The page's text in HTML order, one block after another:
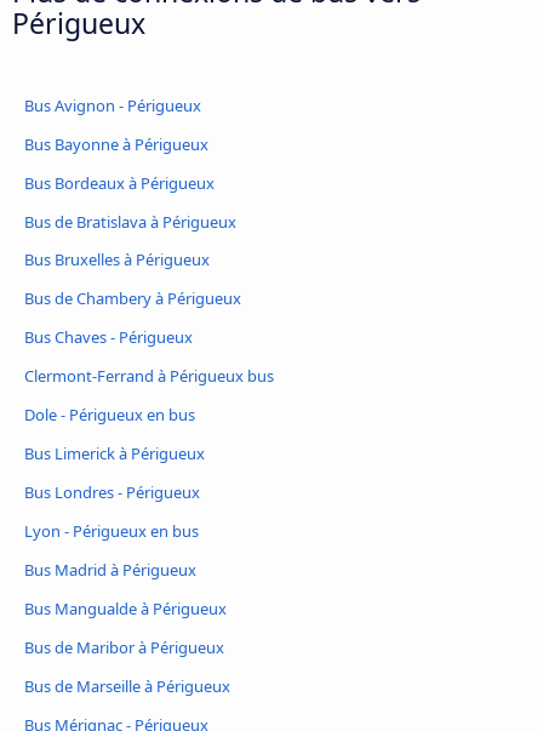
Périgueux
Bus Avignon - Périgueux
Bus Bayonne à Périgueux
Bus Bordeaux à Périgueux
Bus de Bratislava à Périgueux
Bus Bruxelles à Périgueux
Bus de Chambery à Périgueux
Bus Chaves - Périgueux
Clermont-Ferrand à Périgueux bus
Dole - Périgueux en bus
Bus Limerick à Périgueux
Bus Londres - Périgueux
Lyon - Périgueux en bus
Bus Madrid à Périgueux
Bus Mangualde à Périgueux
Bus de Maribor à Périgueux
Bus de Marseille à Périgueux
Bus Mérignac - Périgueux